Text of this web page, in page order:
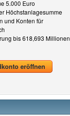
5.000 Euro
Höchstanlagesumme
und Konten für
bis 618,693 Millionen
eröffnen